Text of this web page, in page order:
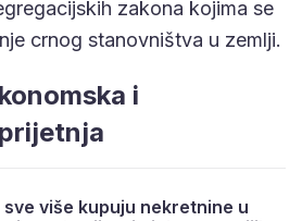
zakona kojima se
crnog stanovništva u zemlji.
i
više kupuju nekretnine u